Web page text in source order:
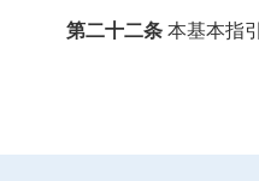
第二十二条本基本指